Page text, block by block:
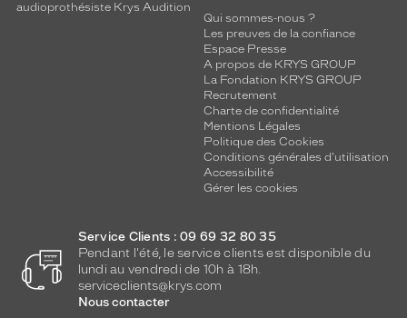
audioprothésiste Krys Audition
Qui sommes-nous ?
Les preuves de la confiance
Espace Presse
A propos de KRYS GROUP
La Fondation KRYS GROUP
Recrutement
Charte de confidentialité
Mentions Légales
Politique des Cookies
Conditions générales d'utilisation
Accessibilité
Gérer les cookies
Service Clients : 09 69 32 80 35
Pendant l'été, le service clients est disponible du
lundi au vendredi de 10h à 18h.
serviceclients@krys.com
Nous contacter